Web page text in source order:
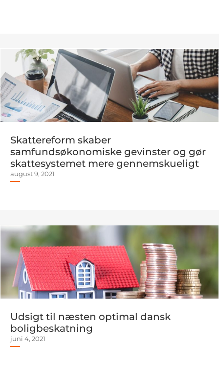
Skattereform skaber
samfundsøkonomiske gevinster og gør
skattesystemet mere gennemskueligt
august 9, 2021
Udsigt til næsten optimal dansk
boligbeskatning
juni 4, 2021